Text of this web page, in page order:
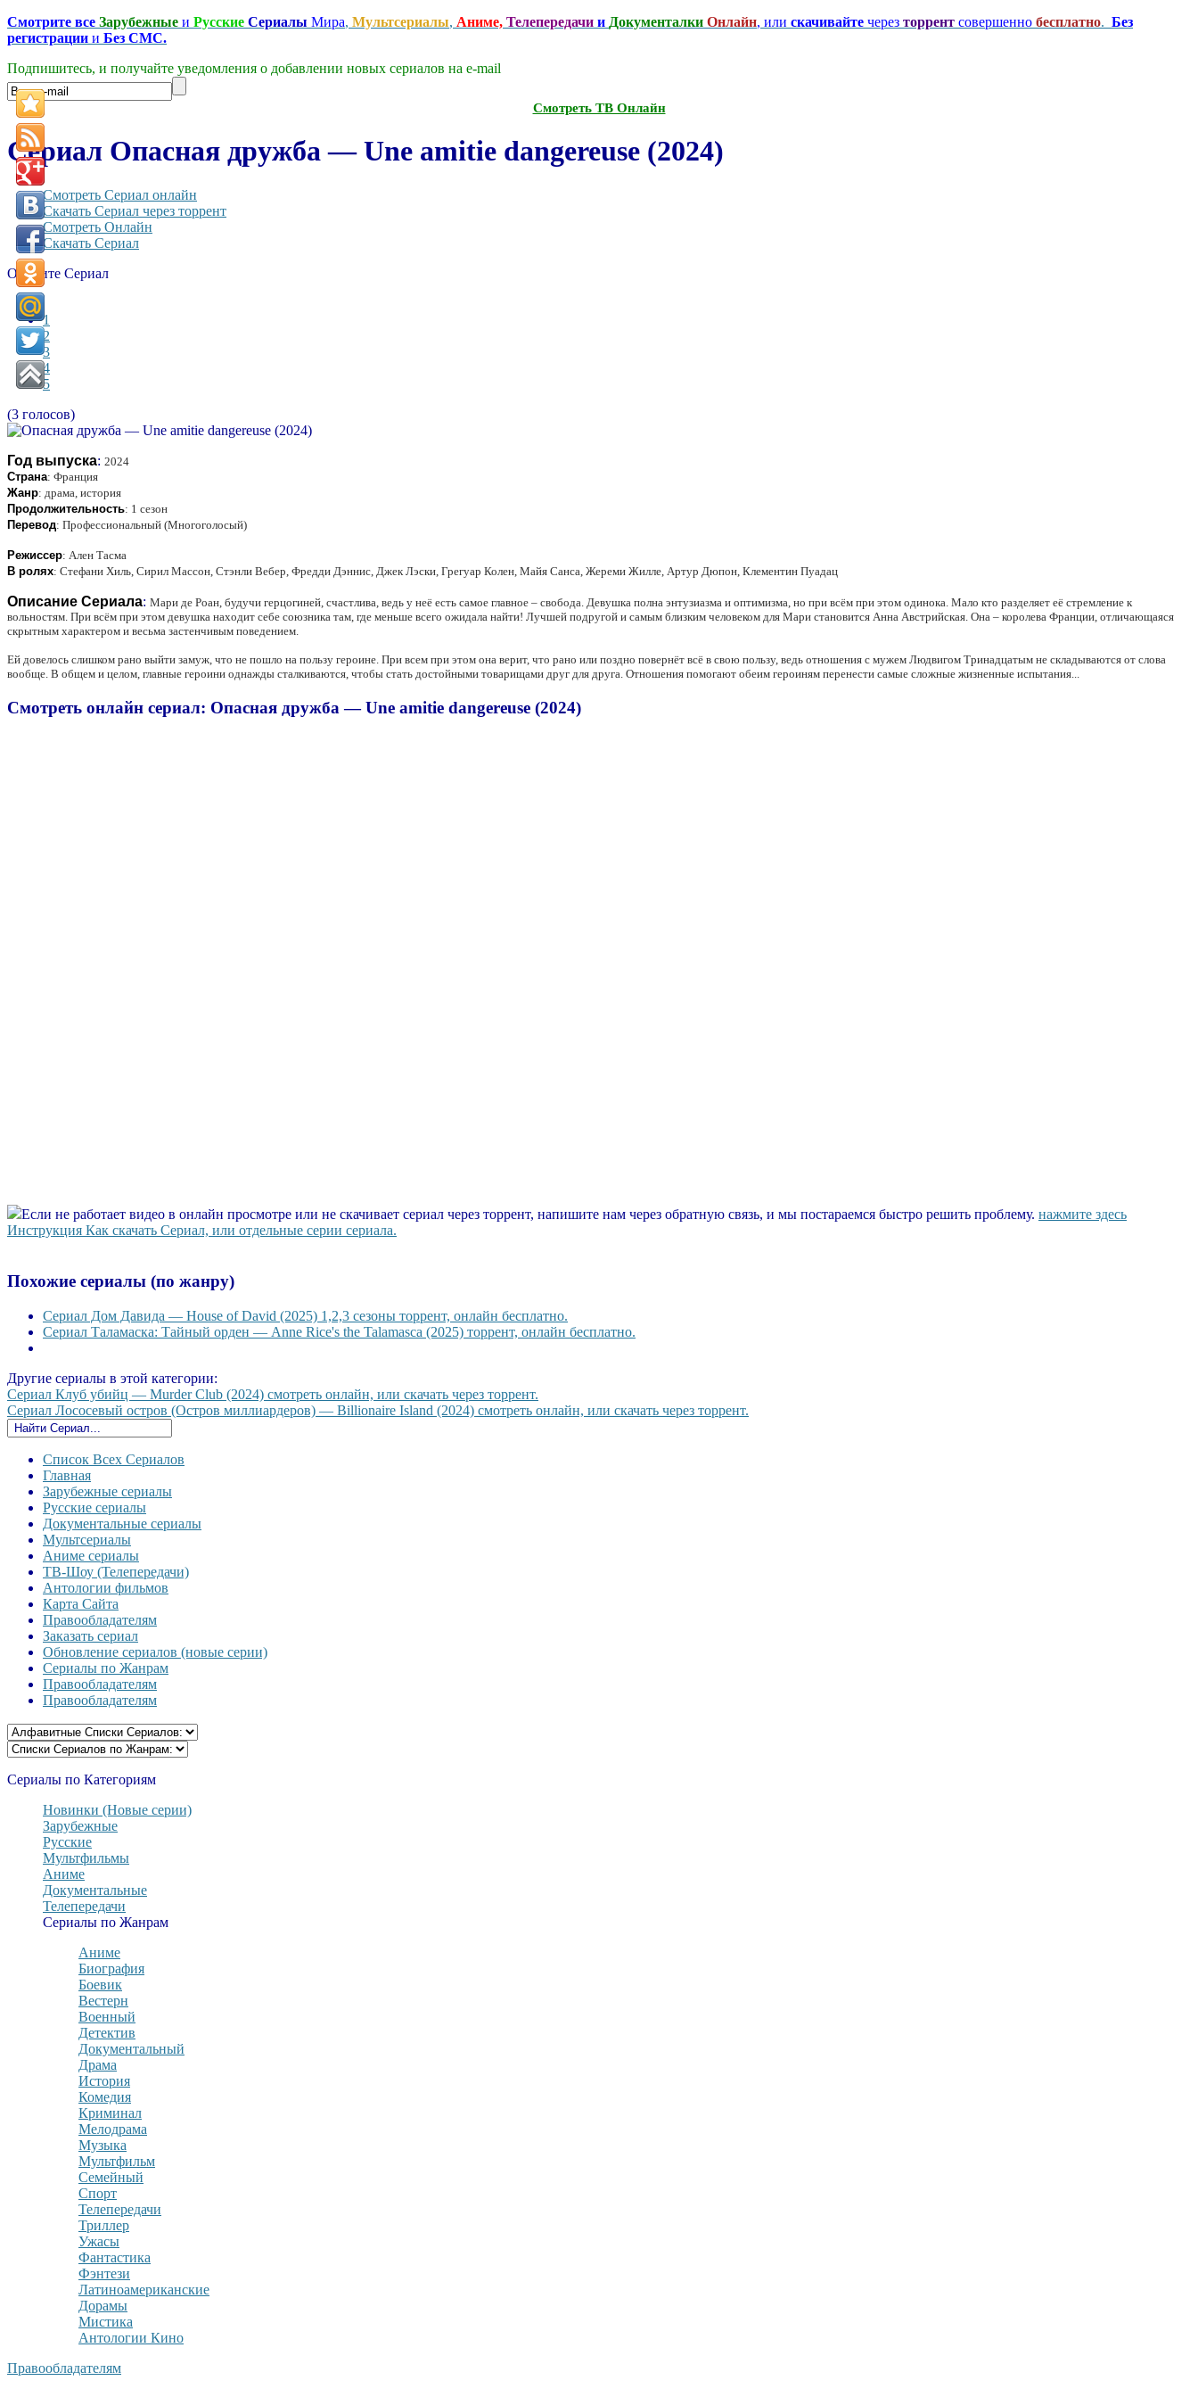
Смотрите все Зарубежные и Русские Сериалы Мира, Мультсериалы, Аниме, Телепередачи и Документалки Онлайн, или скачивайте через торрент совершенно бесплатно. Без
регистрации и Без СМС.
Подпишитесь, и получайте уведомления о добавлении новых сериалов на e-mаil
Смотреть ТВ Онлайн
Сериал Опасная дружба — Une amitie dangereuse (2024)
Смотреть Сериал онлайн
Скачать Сериал через торрент
Смотреть Онлайн
Скачать Сериал
Оцените Сериал
1
2
3
4
5
(3 голосов)
Год выпуска: 2024
Страна: Франция
Жанр: драма, история
Продолжительность: 1 сезон
Перевод: Профессиональный (Многоголосый)
Режиссер: Ален Тасма
В ролях: Стефани Хиль, Сирил Массон, Стэнли Вебер, Фредди Дэннис, Джек Лэски, Грегуар Колен, Майя Санса, Жереми Жилле, Артур Дюпон, Клементин Пуадац
Описание Сериала: Мари де Роан, будучи герцогиней, счастлива, ведь у неё есть самое главное – свобода. Девушка полна энтузиазма и оптимизма, но при всём при этом одинока. Мало кто разделяет её стремление к
вольностям. При всём при этом девушка находит себе союзника там, где меньше всего ожидала найти! Лучшей подругой и самым близким человеком для Мари становится Анна Австрийская. Она – королева Франции, отличающаяся
скрытным характером и весьма застенчивым поведением.
Ей довелось слишком рано выйти замуж, что не пошло на пользу героине. При всем при этом она верит, что рано или поздно повернёт всё в свою пользу, ведь отношения с мужем Людвигом Тринадцатым не складываются от слова
вообще. В общем и целом, главные героини однажды сталкиваются, чтобы стать достойными товарищами друг для друга. Отношения помогают обеим героиням перенести самые сложные жизненные испытания...
Смотреть онлайн сериал: Опасная дружба — Une amitie dangereuse (2024)
Если не работает видео в онлайн просмотре или не скачивает сериал через торрент, напишите нам через обратную связь, и мы постараемся быстро решить проблему. нажмите здесь
Инструкция Как скачать Сериал, или отдельные серии сериала.
Похожие сериалы (по жанру)
Сериал Дом Давида — House of David (2025) 1,2,3 сезоны торрент, онлайн бесплатно.
Сериал Таламаска: Тайный орден — Anne Rice's the Talamasca (2025) торрент, онлайн бесплатно.
Другие сериалы в этой категории:
Сериал Клуб убийц — Murder Club (2024) смотреть онлайн, или скачать через торрент.
Сериал Лососевый остров (Остров миллиардеров) — Billionaire Island (2024) смотреть онлайн, или скачать через торрент.
Список Всех Сериалов
Главная
Зарубежные сериалы
Русские сериалы
Документальные сериалы
Мультсериалы
Аниме сериалы
ТВ-Шоу (Телепередачи)
Антологии фильмов
Карта Сайта
Правообладателям
Заказать сериал
Обновление сериалов (новые серии)
Сериалы по Жанрам
Правообладателям
Правообладателям
Сериалы по Категориям
Новинки (Новые серии)
Зарубежные
Русские
Мультфильмы
Аниме
Документальные
Телепередачи
Сериалы по Жанрам
Аниме
Биография
Боевик
Вестерн
Военный
Детектив
Документальный
Драма
История
Комедия
Криминал
Мелодрама
Музыка
Мультфильм
Семейный
Спорт
Телепередачи
Триллер
Ужасы
Фантастика
Фэнтези
Латиноамериканские
Дорамы
Мистика
Антологии Кино
Правообладателям